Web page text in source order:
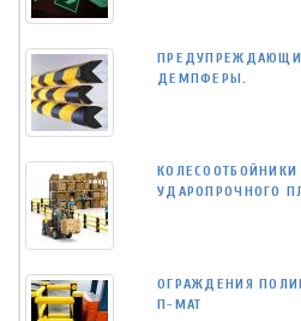
ДЕМПФЕРЫ.
УДАРОПРОЧНОГО
ОГРАЖДЕНИЯ
П-МАТ